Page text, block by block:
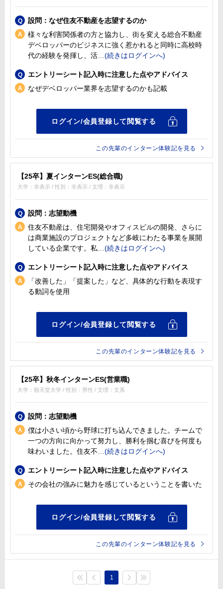
設問：なぜ住友不動産を志望するのか
様々な利害関係者の方と協力し、街を変える総合不動産
デベロッパーのビジネスに強く惹かれると同時に高校時
代の経験を発揮し、活
エントリーシート記入時に注意した点やアドバイス
なぜデベロッパー業界を志望するのかも記載
この先輩のインターン体験記を見る
【25卒】夏インターンES(総合職)
大学：非表示 / 性別：非表示 / 文理：非表示
設問：志望動機
住友不動産は、住宅開発やオフィスビルの開発、さらに
は商業施設のプロジェクトなど多岐にわたる事業を展開
している企業です。私
エントリーシート記入時に注意した点やアドバイス
「改善した」「提案した」など、具体的な行動を表現す
る動詞を使用
この先輩のインターン体験記を見る
【25卒】秋冬インターンES(営業職)
大学：順天堂大学 / 性別：男性 / 文理：文系
設問：志望動機
僕は小さい頃から野球に打ち込んできました。チームで
一つの方向に向かって努力し、勝利を掴む喜びを何度も
味わいました。住友不
エントリーシート記入時に注意した点やアドバイス
その会社の強みに魅力を感じているということを書いた
この先輩のインターン体験記を見る
1